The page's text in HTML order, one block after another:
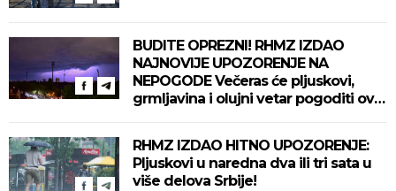
BUDITE OPREZNI! RHMZ IZDAO
NAJNOVIJE UPOZORENJE NA
NEPOGODE Večeras će pljuskovi,
grmljavina i olujni vetar pogoditi ove
RHMZ IZDAO HITNO UPOZORENJE:
Pljuskovi u naredna dva ili tri sata u
više delova Srbije!